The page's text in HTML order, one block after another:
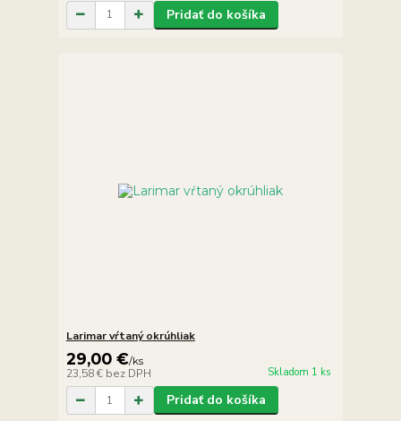
Pridať do košíka
Larimar vŕtaný okrúhliak
29,00 €/ks
23,58 € bez DPH Skladom 1 ks
Pridať do košíka